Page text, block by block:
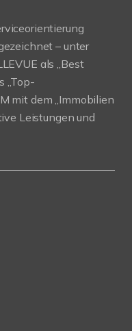
– unter
als „Best
„Top-
mit dem „Immobilien
Leistungen und